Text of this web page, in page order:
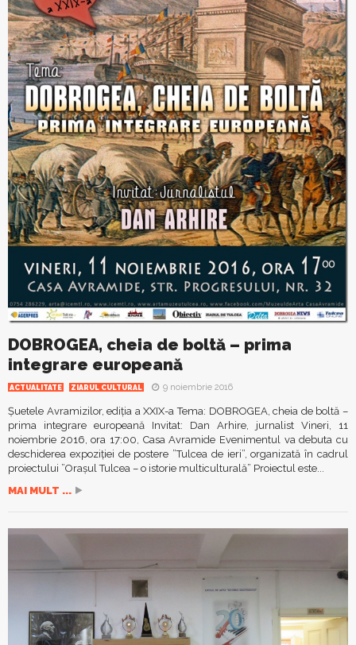
DOBROGEA, cheia de boltă – prima
integrare europeană
ACTUALITATE ZIARUL CULTURAL 9 noiembrie 2016
Șuetele Avramizilor, ediția a XXIX-a Tema: DOBROGEA, cheia de boltă –
prima integrare europeană Invitat: Dan Arhire, jurnalist Vineri, 11
noiembrie 2016, ora 17:00, Casa Avramide Evenimentul va debuta cu
deschiderea expoziției de postere ”Tulcea de ieri”, organizată în cadrul
proiectului ”Orașul Tulcea – o istorie multiculturală” Proiectul este...
MAI MULT ...